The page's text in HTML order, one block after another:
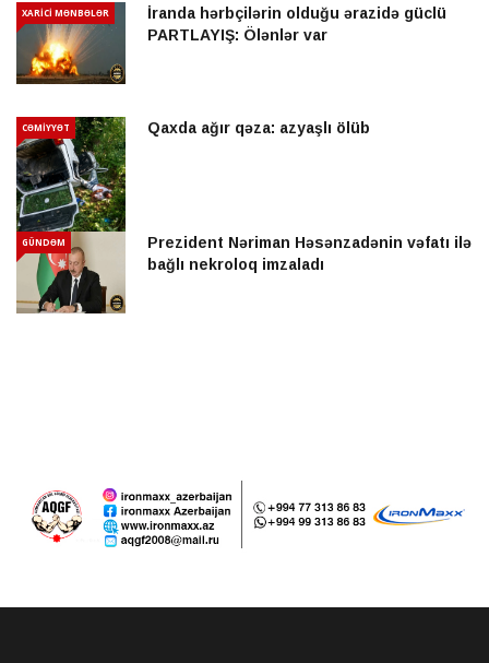
XARİCİ MƏNBƏLƏR
İranda hərbçilərin olduğu ərazidə güclü
PARTLAYIŞ: Ölənlər var
CƏMİYYƏT Qaxda ağır qəza: azyaşlı ölüb
GÜNDƏM
Prezident Nəriman Həsənzadənin vəfatı ilə
bağlı nekroloq imzaladı